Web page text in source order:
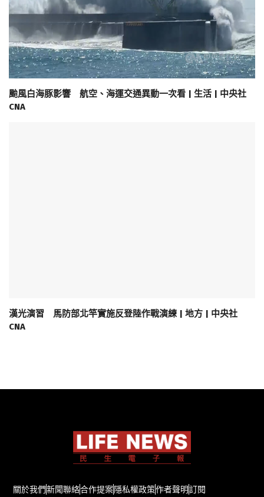
颱風白海豚影響 航空、海運交通異動一次看 | 生活 | 中央社
CNA
漢光演習 馬防部北竿實施反登陸作戰演練 | 地方 | 中央社
CNA
關於我們新聞聯絡合作提案隱私權政策作者聲明訂閱